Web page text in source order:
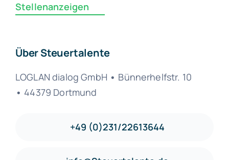
Stellenanzeigen
Über Steuertalente
LOGLAN dialog GmbH • Bünnerhelfstr. 10
• 44379 Dortmund
+49 (0)231/22613644